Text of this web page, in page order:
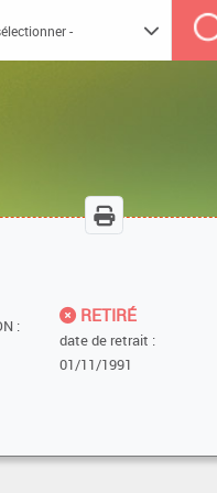
:
RETIRÉ
date de retrait :
01/11/1991